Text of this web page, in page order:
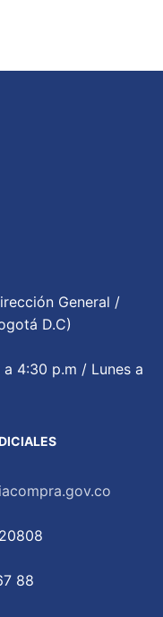
General /
D.C)
4:30 p.m / Lunes a
88